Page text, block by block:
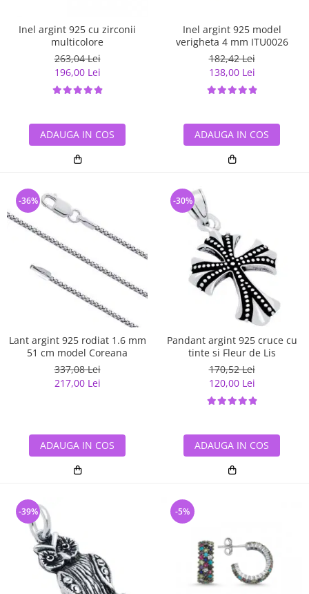
Inel argint 925 cu zirconii
multicolore
263,04 Lei
196,00 Lei
ADAUGA IN COS
Inel argint 925 model
verigheta 4 mm ITU0026
182,42 Lei
138,00 Lei
ADAUGA IN COS
Lant argint 925 rodiat 1.6 mm
51 cm model Coreana
337,08 Lei
217,00 Lei
-36%
ADAUGA IN COS
Pandant argint 925 cruce cu
tinte si Fleur de Lis
170,52 Lei
120,00 Lei
-30%
ADAUGA IN COS
-39% -5%